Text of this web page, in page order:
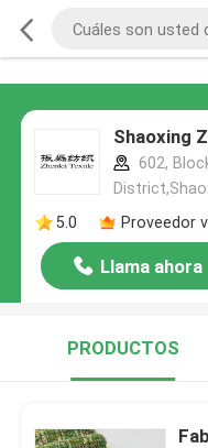
Shaoxing
602,
5.0
Proveedor
Llama ahora
PRODUCTOS